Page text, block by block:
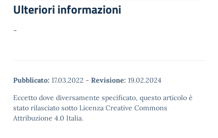
Ulteriori informazioni
-
Pubblicato: 17.03.2022 - Revisione: 19.02.2024
Eccetto dove diversamente specificato, questo articolo è
stato rilasciato sotto Licenza Creative Commons
Attribuzione 4.0 Italia.